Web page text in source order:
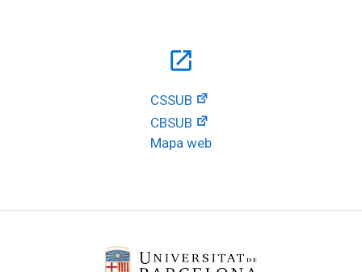
open_in_new
CSSUB
CBSUB
Mapa web